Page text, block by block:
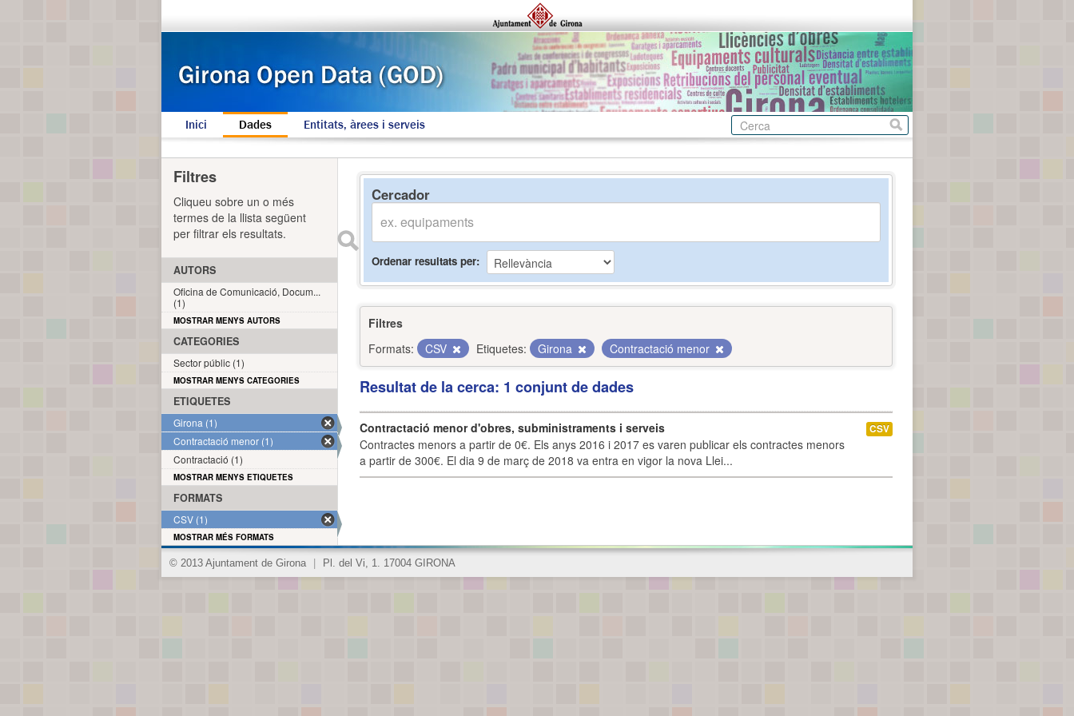
Inici Dades Entitats, àrees i serveis
Cercador
Ordenar resultats per
Filtres
Formats:
CSV Etiquetes: Girona Contractació menor
Resultat de la cerca: 1 conjunt de dades
Contractació menor d'obres, subministraments i serveis
Contractes menors a partir de 0€. Els anys 2016 i 2017 es varen publicar els contractes menors
a partir de 300€. El dia 9 de març de 2018 va entra en vigor la nova Llei...
CSV
Filtres
Cliqueu sobre un o més
termes de la llista següent
per filtrar els resultats.
AUTORS
Oficina de Comunicació, Docum...
(1)
MOSTRAR MENYS AUTORS
CATEGORIES
Sector públic (1)
MOSTRAR MENYS CATEGORIES
ETIQUETES
Girona (1)
Contractació menor (1)
Contractació (1)
MOSTRAR MENYS ETIQUETES
FORMATS
CSV (1)
MOSTRAR MÉS FORMATS
© 2013 Ajuntament de Girona Pl. del Vi, 1. 17004 GIRONA